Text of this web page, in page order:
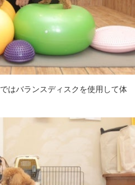
はバランスディスクを使用して体